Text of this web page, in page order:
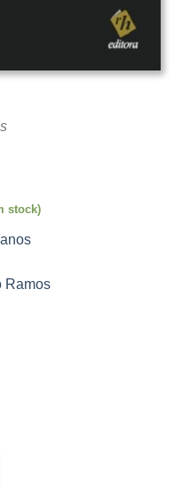
stock)
Ramos